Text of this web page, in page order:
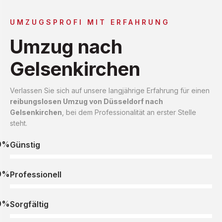
UMZUGSPROFI MIT ERFAHRUNG
Umzug nach
Gelsenkirchen
Verlassen Sie sich auf unsere langjährige Erfahrung für einen
reibungslosen Umzug von Düsseldorf nach
Gelsenkirchen , bei dem Professionalität an erster Stelle
steht.
Günstig
Professionell
Sorgfältig